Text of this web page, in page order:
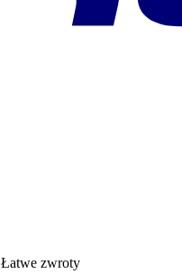
Łatwe zwroty